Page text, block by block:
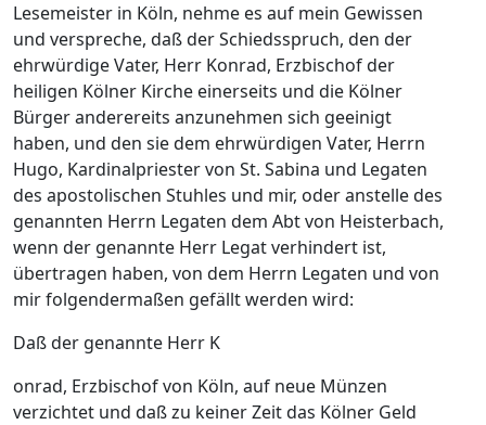
Lesemeister in Köln, nehme es auf mein Gewissen
und verspreche, daß der Schiedsspruch, den der
ehrwürdige Vater, Herr Konrad, Erzbischof der
heiligen Kölner Kirche einerseits und die Kölner
Bürger anderereits anzunehmen sich geeinigt
haben, und den sie dem ehrwürdigen Vater, Herrn
Hugo, Kardinalpriester von St. Sabina und Legaten
des apostolischen Stuhles und mir, oder anstelle des
genannten Herrn Legaten dem Abt von Heisterbach,
wenn der genannte Herr Legat verhindert ist,
übertragen haben, von dem Herrn Legaten und von
mir folgendermaßen gefällt werden wird:
Daß der genannte Herr K
onrad, Erzbischof von Köln, auf neue Münzen
verzichtet und daß zu keiner Zeit das Kölner Geld